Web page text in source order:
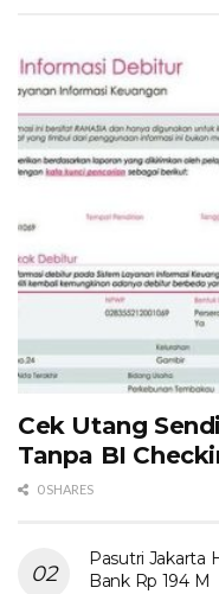
Cek Utang
Tanpa BI
0 SHARES
Pasutri Jakarta
Bank Rp 194 M